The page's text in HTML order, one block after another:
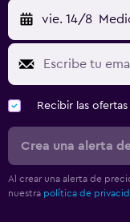
vie. 14/8
Recibir las
Crea una alerta
Al crear una alerta de
nuestra política de